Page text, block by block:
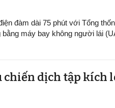
đàm dài 75 phút với Tổng
máy bay không người lái
chiến dịch tập kích